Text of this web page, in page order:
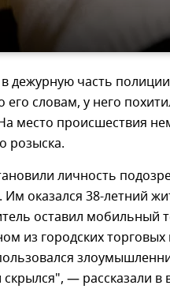
дежурную часть
его словам, у него
место происшествия
розыска.
личность
оказался 38-летний
оставил мобильный
из городских
— рассказали в